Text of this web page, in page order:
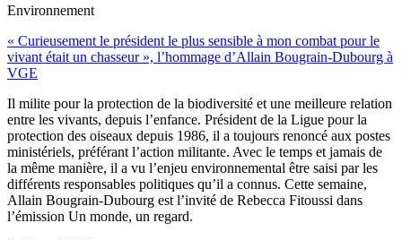
Environnement
« Curieusement le président le plus sensible à mon combat pour le
vivant était un chasseur », l’hommage d’Allain Bougrain-Dubourg à
VGE
Il milite pour la protection de la biodiversité et une meilleure relation
entre les vivants, depuis l’enfance. Président de la Ligue pour la
protection des oiseaux depuis 1986, il a toujours renoncé aux postes
ministériels, préférant l’action militante. Avec le temps et jamais de
la même manière, il a vu l’enjeu environnemental être saisi par les
différents responsables politiques qu’il a connus. Cette semaine,
Allain Bougrain-Dubourg est l’invité de Rebecca Fitoussi dans
l’émission Un monde, un regard.